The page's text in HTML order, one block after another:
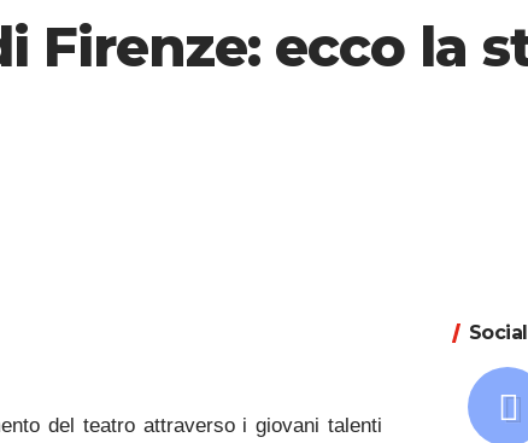
Firenze: ecco la
del teatro attraverso i giovani talenti
Social